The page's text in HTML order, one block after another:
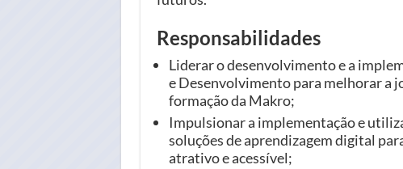
Responsabilidades
Liderar o desenvolvimento e a
e Desenvolvimento para melhorar a
formação da Makro;
Impulsionar a implementação e
soluções de aprendizagem digital
atrativo e acessível;